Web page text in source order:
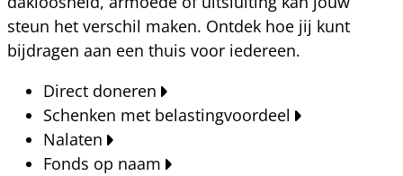
steun het verschil maken. Ontdek hoe jij kunt
bijdragen aan een thuis voor iedereen.
Direct doneren
Schenken met belastingvoordeel
Nalaten
Fonds op naam